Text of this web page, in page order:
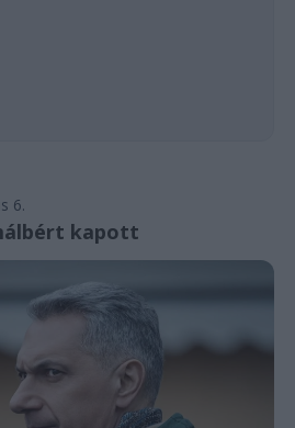
6.
kapott